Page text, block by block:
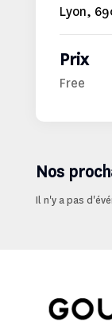
Lyon,
Prix
Free
Nos
Il n'y a pas